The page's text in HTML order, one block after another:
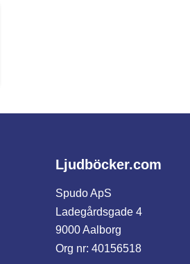
Ljudböcker.com
Spudo ApS
Ladegårdsgade 4
9000 Aalborg
Org nr: 40156518